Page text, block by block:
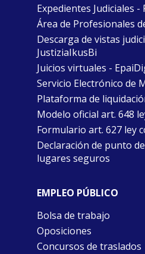
Expedientes Judiciales -
Área de Profesionales
Descarga de vistas
JustiziaIkusBi
Juicios virtuales -
Servicio Electrónico de
Plataforma de
Modelo oficial art. 648
Formulario art. 627 ley
Declaración de punto
lugares seguros
EMPLEO PÚBLICO
Bolsa de trabajo
Oposiciones
Concursos de traslados